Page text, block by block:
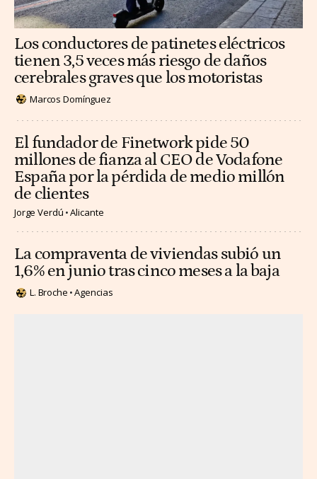
Los conductores de patinetes eléctricos
tienen 3,5 veces más riesgo de daños
cerebrales graves que los motoristas
Marcos Domínguez
El fundador de Finetwork pide 50
millones de fianza al CEO de Vodafone
España por la pérdida de medio millón
de clientes
Jorge Verdú Alicante
La compraventa de viviendas subió un
1,6% en junio tras cinco meses a la baja
L. Broche Agencias